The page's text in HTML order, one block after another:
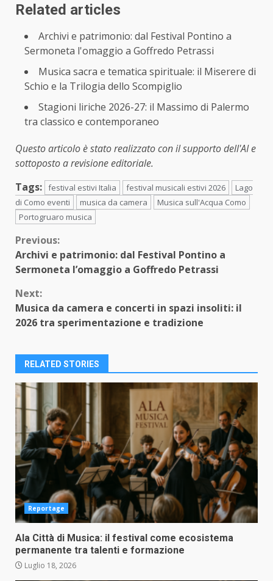
Related articles
Archivi e patrimonio: dal Festival Pontino a
Sermoneta l'omaggio a Goffredo Petrassi
Musica sacra e tematica spirituale: il Miserere di
Schio e la Trilogia dello Scompiglio
Stagioni liriche 2026-27: il Massimo di Palermo
tra classico e contemporaneo
Questo articolo è stato realizzato con il supporto dell'AI e
sottoposto a revisione editoriale.
Tags: festival estivi Italia festival musicali estivi 2026
Lago
di Como eventi
musica da camera
Musica sull'Acqua Como
Portogruaro musica
Continue
Reading
Previous:
Archivi e patrimonio: dal Festival Pontino a
Sermoneta l’omaggio a Goffredo Petrassi
Next:
Musica da camera e concerti in spazi insoliti: il
2026 tra sperimentazione e tradizione
RELATED STORIES
Reportage
Ala Città di Musica: il festival come ecosistema
permanente tra talenti e formazione
Luglio 18, 2026